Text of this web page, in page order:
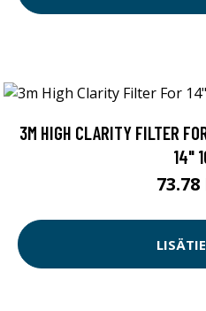
3M HIGH CLARITY FILTER
14"
73.78